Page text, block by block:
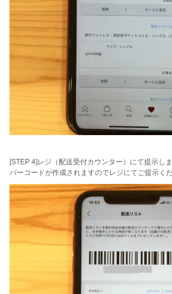
[STEP 4]レジ（配送受付カウンター）にて提示しま
バーコードが作成されますのでレジにてご提示くだ